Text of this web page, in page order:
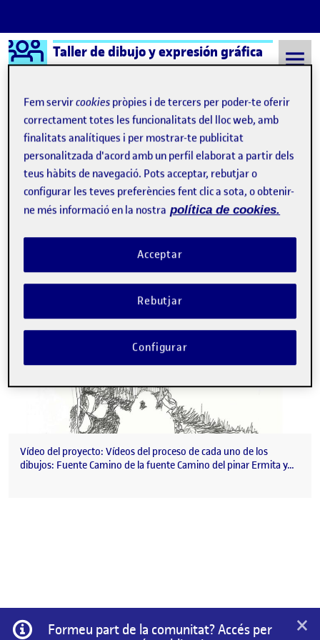
Saltar al contingut
Logo Ágora
Taller de dibujo y expresión gráfica
Semestre 20211 - Aula 1 14 Gener, 2022
14 Gener, 2022
Proyecto Final
Publicat per
Nacho del Dedo Rodriguez
Data de publicació21 gener, 2022 10:38 pm
-1 comentari
Vídeo del proyecto: Vídeos del proceso de cada uno de los
dibujos: Fuente Camino de la fuente Camino del pinar Ermita y…
Informació
Formeu part de la comunitat? Accés per
×
Fem servircookies pròpies i de tercers per poder-te oferir
correctament totes les funcionalitats del lloc web, amb
finalitats analítiques i per mostrar-te publicitat
personalitzada d'acord amb un perfil elaborat a partir dels
teus hàbits de navegació. Pots acceptar, rebutjar o
configurar les teves preferències fent clic a sota, o obtenir-
ne més informació en la nostra política de cookies.
Rebutjar
Acceptar
Configurar